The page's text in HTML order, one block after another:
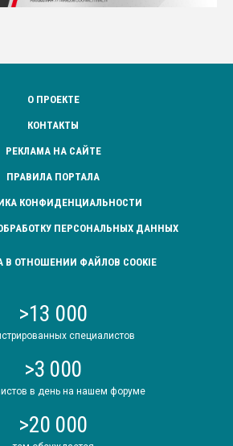
О ПРОЕКТЕ
КОНТАКТЫ
РЕКЛАМА НА САЙТЕ
ПРАВИЛА ПОРТАЛА
КОНФИДЕНЦИАЛЬНОСТИ
ПЕРСОНАЛЬНЫХ ДАННЫХ
В ОТНОШЕНИИ ФАЙЛОВ COOKIE
>13 000
специалистов
>3 000
в день на нашем форуме
>20 000